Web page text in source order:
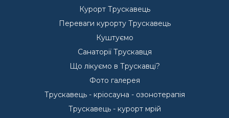
Курорт Трускавець
Переваги курорту Трускавець
Куштуємо
Санаторії Трускавця
Що лікуємо в Трускавці?
Фото галерея
Трускавець - кріосауна - озонотерапія
Трускавець - курорт мрій